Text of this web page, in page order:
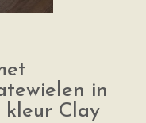
in
kleur Clay